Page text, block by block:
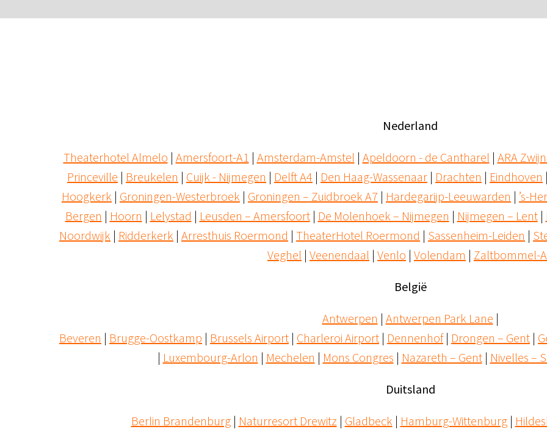
Nederland
Theaterhotel Almelo | Amersfoort-A1 | Amsterdam-Amstel | Apeldoorn - de Cantharel | ARA
Princeville | Breukelen | Cuijk - Nijmegen | Delft A4 | Den Haag-Wassenaar | Drachten | Eindhoven |
Hoogkerk | Groningen-Westerbroek | Groningen – Zuidbroek A7 | Hardegarijp-Leeuwarden | ’s-
Bergen | Hoorn | Lelystad | Leusden – Amersfoort | De Molenhoek – Nijmegen | Nijmegen – Lent |
Noordwijk | Ridderkerk | Arresthuis Roermond | TheaterHotel Roermond | Sassenheim-Leiden |
Veghel | Veenendaal | Venlo | Volendam | Zaltbommel-
België
Antwerpen | Antwerpen Park Lane
Beveren | Brugge-Oostkamp | Brussels Airport | Charleroi Airport | Dennenhof | Drongen – Gent |
| Luxembourg-Arlon | Mechelen | Mons Congres | Nazareth – Gent | Nivelles –
Duitsland
Berlin Brandenburg | Naturresort Drewitz | Gladbeck | Hamburg-Wittenburg |